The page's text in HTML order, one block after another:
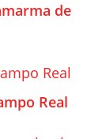
de
Real